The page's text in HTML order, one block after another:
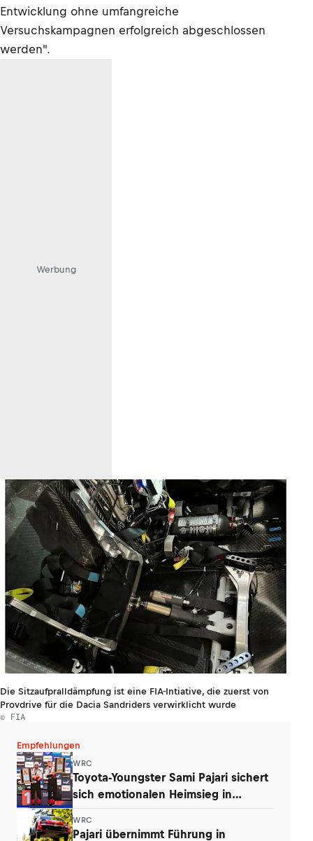
Entwicklung ohne umfangreiche
Versuchskampagnen erfolgreich abgeschlossen
werden".
Werbung
Die Sitzaufpralldämpfung ist eine FIA-Intiative, die zuerst von
Provdrive für die Dacia Sandriders verwirklicht wurde
© FIA
Empfehlungen
WRC
Toyota-Youngster Sami Pajari sichert
sich emotionalen Heimsieg in
WRC
Pajari übernimmt Führung in